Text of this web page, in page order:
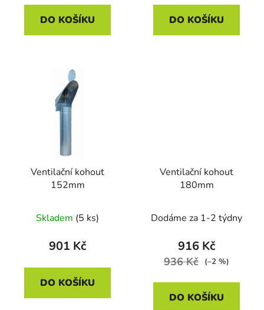
DO KOŠÍKU DO KOŠÍKU
Ventilační kohout
152mm
Skladem (5 ks)
901 Kč
DO KOŠÍKU
Ventilační kohout
180mm
Dodáme za 1-2 týdny
916 Kč
936 Kč (–2 %)
DO KOŠÍKU